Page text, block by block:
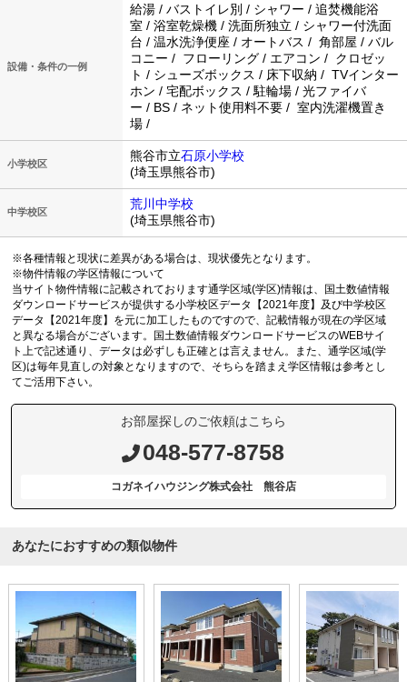
設備・条件の一例
給湯 / バストイレ別 / シャワー / 追焚機能浴
室 / 浴室乾燥機 / 洗面所独立 / シャワー付洗面
台 / 温水洗浄便座 / オートバス / 角部屋 / バル
コニー / フローリング / エアコン / クロゼッ
ト / シューズボックス / 床下収納 / TVインター
ホン / 宅配ボックス / 駐輪場 / 光ファイバ
ー / BS / ネット使用料不要 / 室内洗濯機置き
場 /
小学校区
熊谷市立石原小学校
(埼玉県熊谷市)
中学校区
荒川中学校
(埼玉県熊谷市)
※各種情報と現状に差異がある場合は、現状優先となります。
※物件情報の学区情報について
当サイト物件情報に記載されております通学区域(学区)情報は、国土数値情報
ダウンロードサービスが提供する小学校区データ【2021年度】及び中学校区
データ【2021年度】を元に加工したものですので、記載情報が現在の学区域
と異なる場合がございます。国土数値情報ダウンロードサービスのWEBサイ
ト上で記述通り、データは必ずしも正確とは言えません。また、通学区域(学
区)は毎年見直しの対象となりますので、そちらを踏まえ学区情報は参考とし
てご活用下さい。
お部屋探しのご依頼はこちら
048-577-8758
コガネイハウジング株式会社 熊谷店
あなたにおすすめの類似物件